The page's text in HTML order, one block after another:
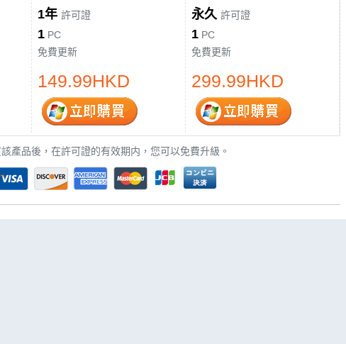
1年許可證
1 PC
免費更新
149.99HKD
永久許可證
1 PC
免費更新
299.99HKD
產品後，在許可證的有效期内，您可以免費升級。